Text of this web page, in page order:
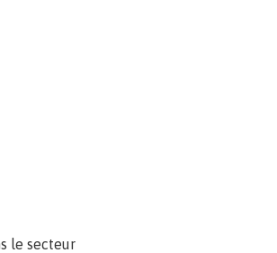
le secteur